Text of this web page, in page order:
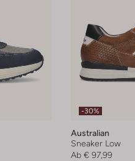
-30%
Australian
Sneaker Low
Ab € 97,99